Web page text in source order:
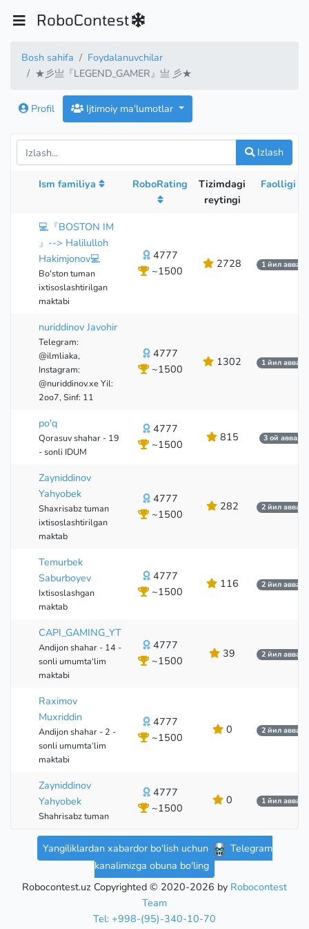
RoboContest
Bosh sahifa
Foydalanuvchilar
★彡亗『LEGEND_GAMER』亗 彡★
Profil Ijtimoiy ma'lumotlar
Izlash
Ism familiya RoboRating
Tizimdagi
reytingi
Faolligi
💻『BOSTON IM
』--> Halilulloh
Hakimjonov💻
Bo'ston tuman
ixtisoslashtirilgan
maktabi
4777
~1500
2728 1 йил аввал
nuriddinov Javohir
Telegram:
@ilmliaka,
Instagram:
@nuriddinov.xe Yil:
2oo7, Sinf: 11
4777
~1500
1302 1 йил аввал
po'q
Qorasuv shahar - 19
- sonli IDUM
4777
~1500
815 3 ой аввал
Zayniddinov
Yahyobek
Shaxrisabz tuman
ixtisoslashtirilgan
maktab
4777
~1500
282 2 йил аввал
Temurbek
Saburboyev
Ixtisoslashgan
maktab
4777
~1500
116 2 йил аввал
CAPI_GAMING_YT
Andijon shahar - 14 -
sonli umumta‘lim
maktabi
4777
~1500
39 2 йил аввал
Raximov
Muxriddin
Andijon shahar - 2 -
sonli umumta‘lim
maktabi
4777
~1500
0 2 йил аввал
Zayniddinov
Yahyobek
Shahrisabz tuman
4777
~1500
0 1 йил аввал
Yangiliklardan xabardor bo'lish uchun
Telegram
kanalimizga obuna bo'ling
Robocontest.uz Copyrighted © 2020-2026 by Robocontest
Team
Tel: +998-(95)-340-10-70